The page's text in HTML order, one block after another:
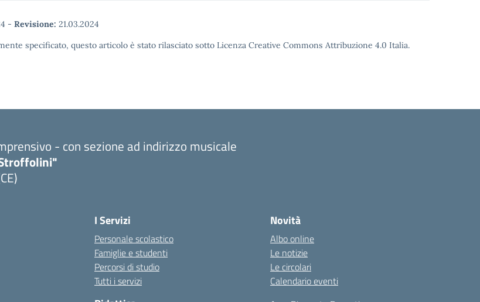
- Revisione: 21.03.2024
specificato, questo articolo è stato rilasciato sotto Licenza Creative Commons Attribuzione 4.0 Italia.
- con sezione ad indirizzo musicale
I Servizi
Personale scolastico
Famiglie e studenti
Percorsi di studio
Tutti i servizi
Novità
Albo online
Le notizie
Le circolari
Calendario eventi